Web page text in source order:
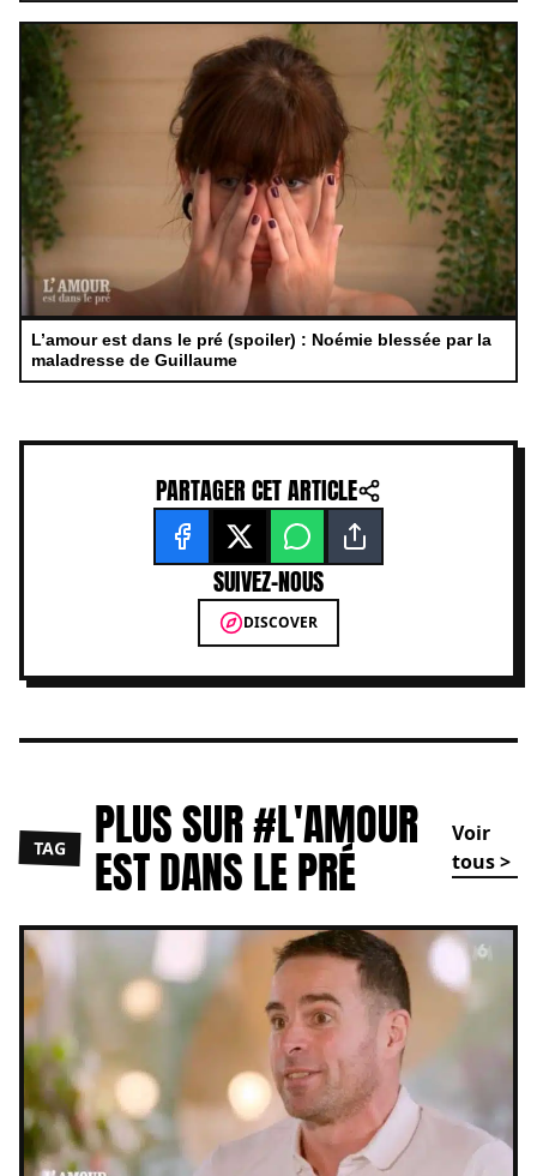
L’amour est dans le pré (spoiler) : Noémie blessée par la
maladresse de Guillaume
PARTAGER CET ARTICLE
SUIVEZ-NOUS
DISCOVER
TAG PLUS SUR #L'AMOUR
EST DANS LE PRÉ
Voir
tous >